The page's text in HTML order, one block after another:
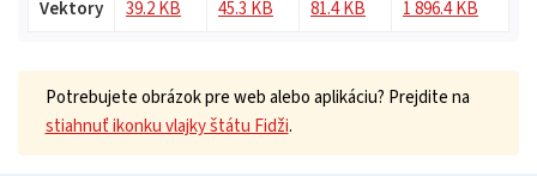
Vektory
39.2 KB 45.3 KB 81.4 KB 1 896.4 KB
Potrebujete obrázok pre web alebo aplikáciu? Prejdite na
stiahnuť ikonku vlajky štátu Fidži.